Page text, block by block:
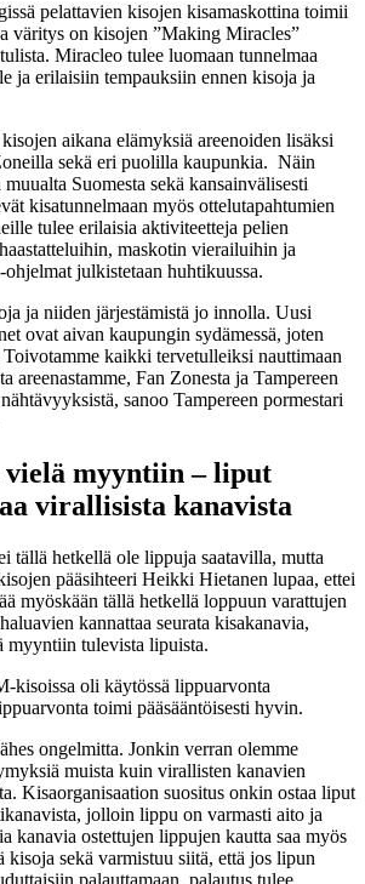
pelattavien kisojen kisamaskottina toimii
väritys on kisojen ”Making Miracles”
Miracleo tulee luomaan tunnelmaa
ja erilaisiin tempauksiin ennen kisoja ja
aikana elämyksiä areenoiden lisäksi
sekä eri puolilla kaupunkia. Näin
Suomesta sekä kansainvälisesti
kisatunnelmaan myös ottelutapahtumien
tulee erilaisia aktiviteetteja pelien
maskotin vierailuihin ja
julkistetaan huhtikuussa.
ja niiden järjestämistä jo innolla. Uusi
ovat aivan kaupungin sydämessä, joten
kaikki tervetulleiksi nauttimaan
areenastamme, Fan Zonesta ja Tampereen
sanoo Tampereen pormestari
myyntiin – liput
virallisista kanavista
tällä hetkellä ole lippuja saatavilla, mutta
pääsihteeri Heikki Hietanen lupaa, ettei
myöskään tällä hetkellä loppuun varattujen
kannattaa seurata kisakanavia,
myyntiin tulevista lipuista.
kisoissa oli käytössä lippuarvonta
toimi pääsääntöisesti hyvin.
ongelmitta. Jonkin verran olemme
muista kuin virallisten kanavien
Kisaorganisaation suositus onkin ostaa liput
jolloin lippu on varmasti aito ja
kanavia ostettujen lippujen kautta saa myös
kisoja sekä varmistuu siitä, että jos lipun